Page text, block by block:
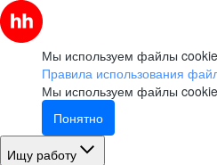
Мы используем файлы
Правила использования
Мы используем файлы
Понятно
Ищу работу